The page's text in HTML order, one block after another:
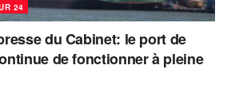
24
du Cabinet: le port de
de fonctionner à pleine